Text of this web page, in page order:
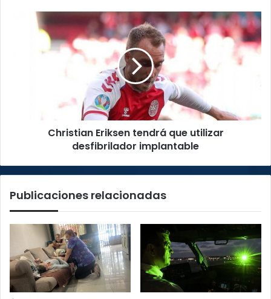
anterior
Christian
Christian Eriksen tendrá que utilizar
desfibrilador implantable
Publicaciones relacionadas